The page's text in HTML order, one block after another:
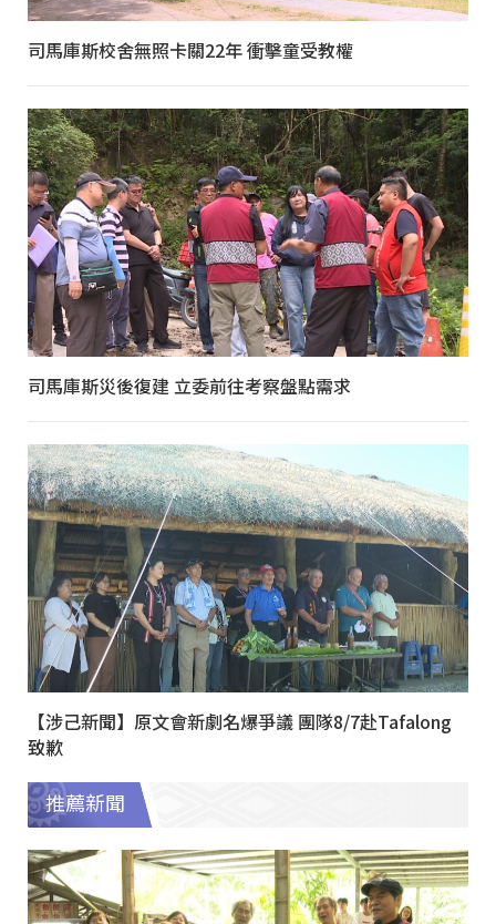
司馬庫斯校舍無照卡關22年 衝擊童受教權
司馬庫斯災後復建 立委前往考察盤點需求
【涉己新聞】原文會新劇名爆爭議 團隊8/7赴Tafalong
致歉
推薦新聞